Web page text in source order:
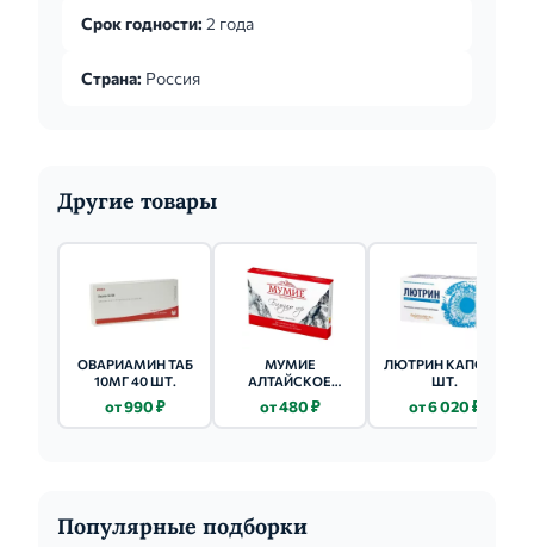
Срок годности: 2 года
Страна: Россия
Другие товары
ОВАРИАМИН ТАБ
10МГ 40 ШТ.
от 990 ₽
МУМИЕ
АЛТАЙСКОЕ
60 ШТ.
от 480 ₽
ЛЮТРИН КАПС. 30
ШТ.
от 6 020 ₽
Популярные подборки